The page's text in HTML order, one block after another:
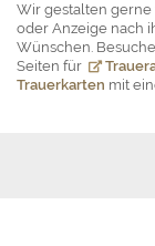
Wir gestalten gerne
oder Anzeige nach
Wünschen.
Seiten für
Trauerkarten mit